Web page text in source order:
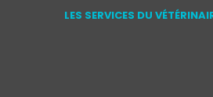
LES SERVICES DU